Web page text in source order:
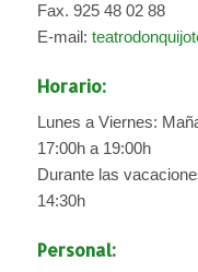
Fax. 925 48 02 88
E-mail:
Horario:
Lunes a Viernes:
17:00h a 19:00h
Durante las
14:30h
Personal: